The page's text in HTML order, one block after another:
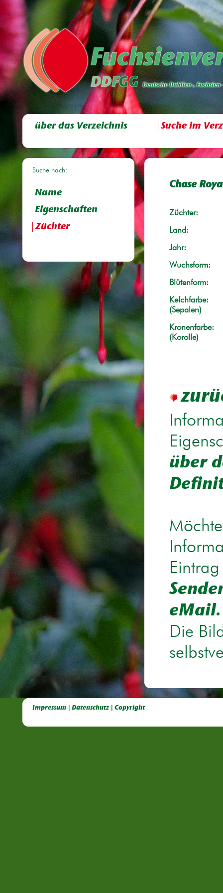
über das Verzeichnis Suche im
Suche nach:
Name
Eigenschaften
Züchter
Chase
Züchter:
Land:
Jahr:
Wuchsform:
Blütenform:
Kelchfarbe:
(Sepalen)
Kronenfarbe:
(Korolle)
über
eMail.
Die
Impressum | Datenschutz | Copyright